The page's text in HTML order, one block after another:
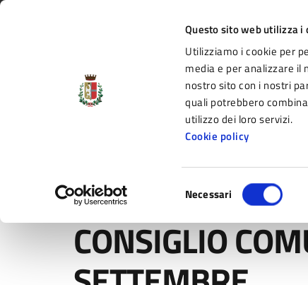
Questo sito web utilizza i
Utilizziamo i cookie per
media e per analizzare
nostro sito con i nostri
quali potrebbero
utilizzo dei loro servizi.
Cookie policy
del
consenso
Necessari
Vai al contenuto principale
Vai alla navigazione del sito
Vai al piede di pagina
Comune di Fidenza
il portale di servizi e informazioni del
Novità
Home / Novità Comunicati / CONSIGLIO
CONSIGLIO